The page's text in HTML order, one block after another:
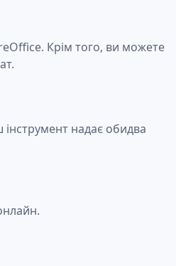
Крім того, ви можете
інструмент надає обидва